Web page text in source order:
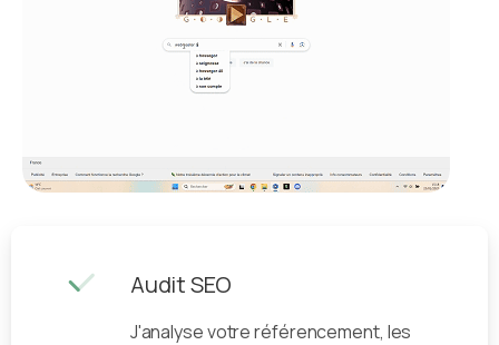
Audit SEO
J'analyse votre référencement, les